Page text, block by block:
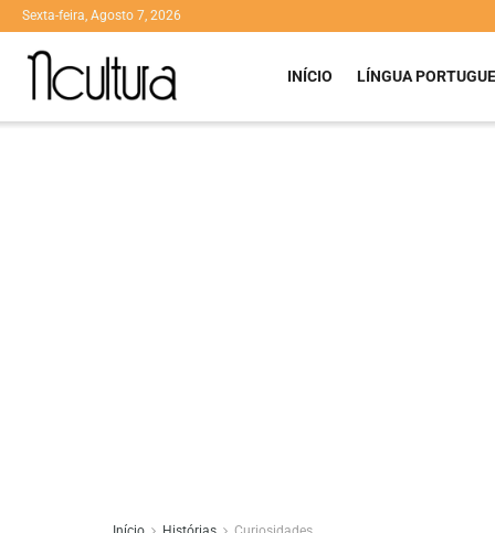
Sexta-feira, Agosto 7, 2026
INÍCIO LÍNGUA